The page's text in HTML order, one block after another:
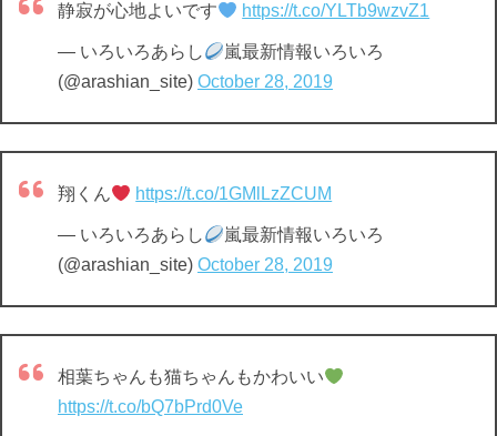
静寂が心地よいです https://t.co/YLTb9wzvZ1
— いろいろあらし
嵐最新情報いろいろ
(@arashian_site) October 28, 2019
翔くん https://t.co/1GMlLzZCUM
— いろいろあらし
嵐最新情報いろいろ
(@arashian_site) October 28, 2019
相葉ちゃんも猫ちゃんもかわいい
https://t.co/bQ7bPrd0Ve